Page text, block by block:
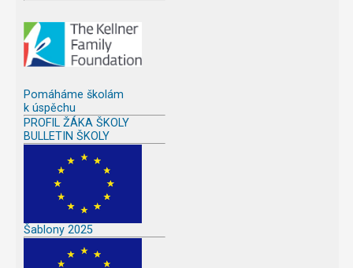
Pomáháme školám
k úspěchu
PROFIL ŽÁKA ŠKOLY
BULLETIN ŠKOLY
Šablony 2025